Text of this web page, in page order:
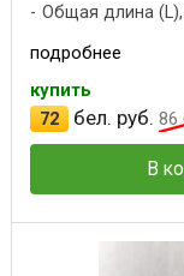
Общая длина
подробнее
купить
72
бел. руб. 86
В